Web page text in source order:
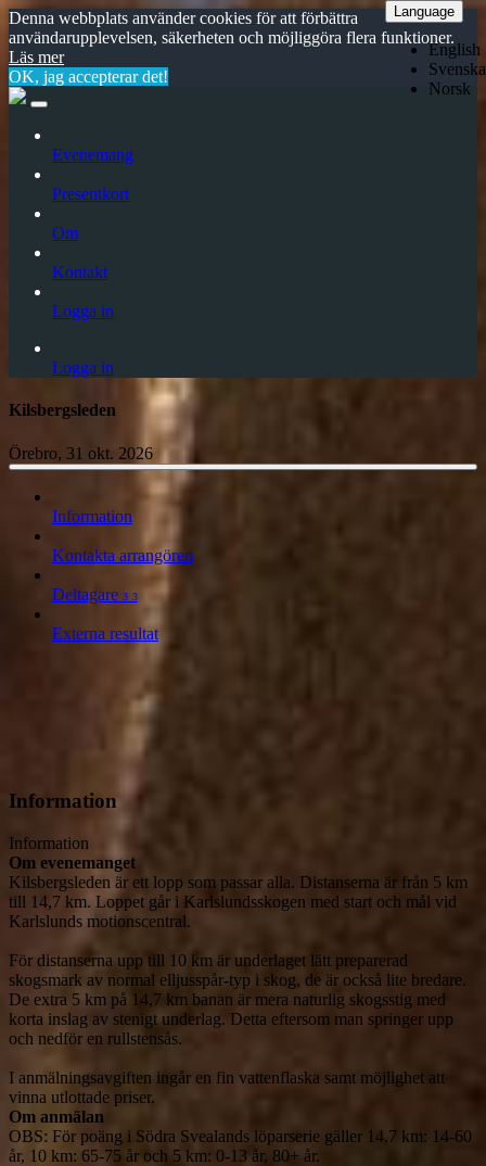
Denna webbplats använder cookies för att förbättra
användarupplevelsen, säkerheten och möjliggöra flera funktioner.
Läs mer
OK, jag accepterar det!
Evenemang
Presentkort
Om
Kontakt
Logga in
Logga in
Kilsbergsleden
Örebro, 31 okt. 2026
Information
Kontakta arrangören
Deltagare 3 3
Externa resultat
Information
Language
English
Svenska
Norsk
Information
Om evenemanget
Kilsbergsleden är ett lopp som passar alla. Distanserna är från 5 km
till 14,7 km. Loppet går i Karlslundsskogen med start och mål vid
Karlslunds motionscentral.
För distanserna upp till 10 km är underlaget lätt preparerad
skogsmark av normal elljusspår-typ i skog, de är också lite bredare.
De extra 5 km på 14,7 km banan är mera naturlig skogsstig med
korta inslag av stenigt underlag. Detta eftersom man springer upp
och nedför en rullstensås.
I anmälningsavgiften ingår en fin vattenflaska samt möjlighet att
vinna utlottade priser.
Om anmälan
OBS: För poäng i Södra Svealands löparserie gäller 14,7 km: 14-60
år, 10 km: 65-75 år och 5 km: 0-13 år, 80+ år.